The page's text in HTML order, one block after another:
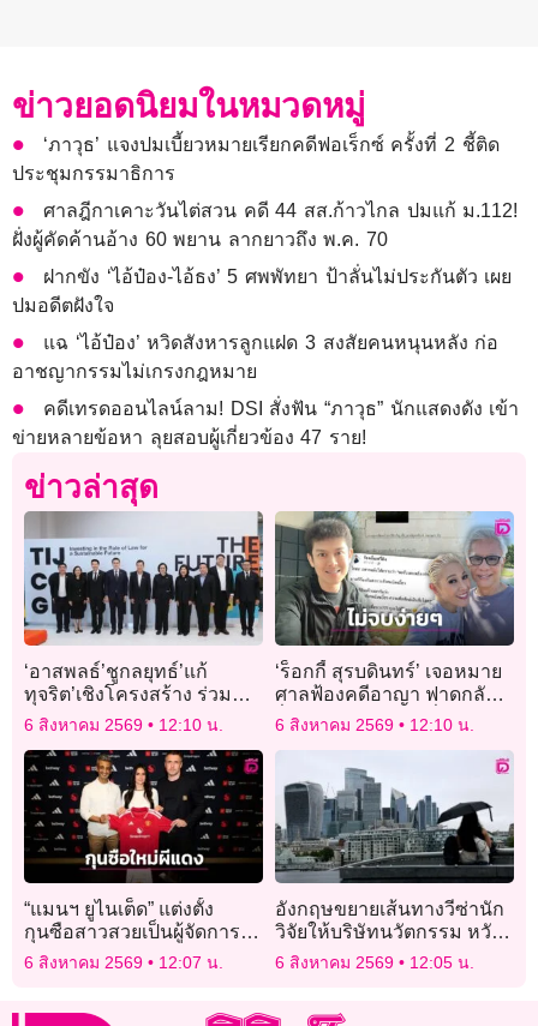
ข่าวยอดนิยมในหมวดหมู่
‘ภาวุธ’ แจงปมเบี้ยวหมายเรียกคดีฟอเร็กซ์ ครั้งที่ 2 ชี้ติด
ประชุมกรรมาธิการ
ศาลฎีกาเคาะวันไต่สวน คดี 44 สส.ก้าวไกล ปมแก้ ม.112!
ฝั่งผู้คัดค้านอ้าง 60 พยาน ลากยาวถึง พ.ค. 70
ฝากขัง ‘ไอ้ป๋อง-ไอ้ธง’ 5 ศพพัทยา ป้าลั่นไม่ประกันตัว เผย
ปมอดีตฝังใจ
แฉ ‘ไอ้ป๋อง’ หวิดสังหารลูกแฝด 3 สงสัยคนหนุนหลัง ก่อ
อาชญากรรมไม่เกรงกฎหมาย
คดีเทรดออนไลน์ลาม! DSI สั่งฟัน “ภาวุธ” นักแสดงดัง เข้า
ข่ายหลายข้อหา ลุยสอบผู้เกี่ยวข้อง 47 ราย!
ข่าวล่าสุด
‘อาสพลธ์’ชูกลยุทธ์’แก้
ทุจริต’เชิงโครงสร้าง ร่วม
ถอดบทเรียน’เสวนาวงปิด
มาตรฐานสากล
6 สิงหาคม 2569 12:10 น.
‘ร็อกกี้ สุรบดินทร์’ เจอหมาย
ศาลฟ้องคดีอาญา ฟาดกลับ
ฝั่ง ‘สุรชัย’ รับบทเหยื่อ!
6 สิงหาคม 2569 12:10 น.
“แมนฯ ยูไนเต็ด” แต่งตั้ง
กุนซือสาวสวยเป็นผู้จัดการ
ทีมคนใหม่
6 สิงหาคม 2569 12:07 น.
อังกฤษขยายเส้นทางวีซ่านัก
วิจัยให้บริษัทนวัตกรรม หวัง
ดึงดูดผู้มีความสามารถ
6 สิงหาคม 2569 12:05 น.